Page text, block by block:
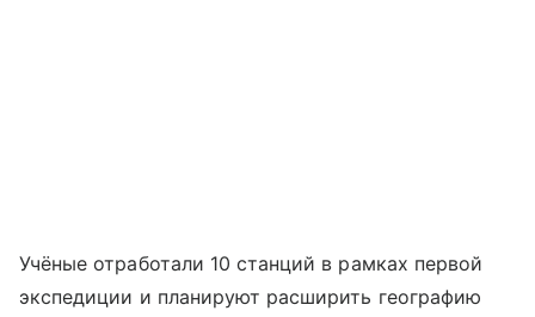
Учёные отработали 10 станций в рамках первой
экспедиции и планируют расширить географию